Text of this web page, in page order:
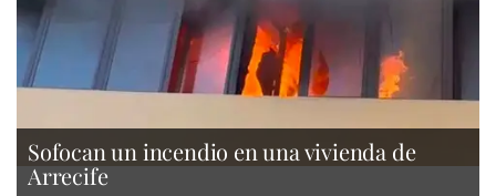
Sofocan un incendio en una vivienda de
Arrecife